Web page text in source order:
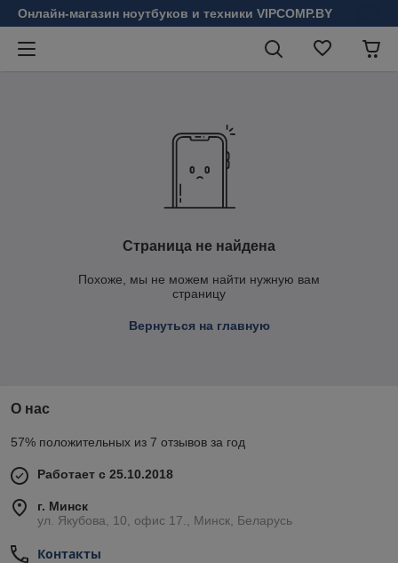
Онлайн-магазин ноутбуков и техники VIPCOMP.BY
Страница не найдена
Похоже, мы не можем найти нужную вам
страницу
Вернуться на главную
О нас
57% положительных из 7 отзывов за год
Работает с 25.10.2018
г. Минск
ул. Якубова, 10, офис 17., Минск, Беларусь
Контакты